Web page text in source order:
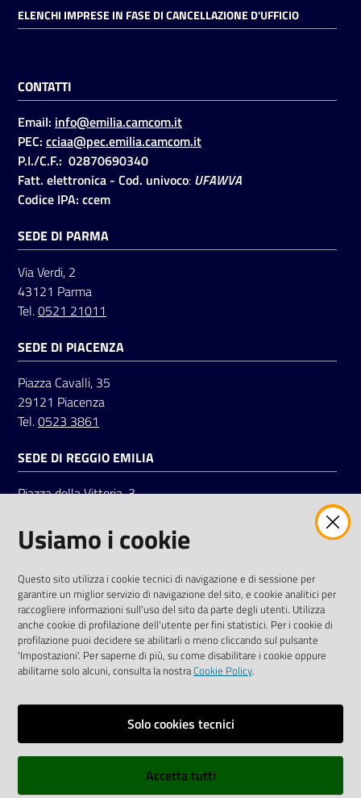
Registrati
Seguici
su
ELENCHI IMPRESE IN FASE DI CANCELLAZIONE D'UFFICIO
CONTATTI
Email: info@emilia.camcom.it
PEC: cciaa@pec.emilia.camcom.it
P.I./C.F.: 02870690340
Fatt. elettronica - Cod. univoco: UFAWVA
Codice IPA: ccem
SEDE DI PARMA
Via Verdi, 2
43121 Parma
Tel.0521 21011
SEDE DI PIACENZA
Piazza Cavalli, 35
29121 Piacenza
Tel.0523 3861
SEDE DI REGGIO EMILIA
Piazza della Vittoria, 3
Tel.0522 7961
LinkedinFacebookInstagram
Informative e liberatorie privacy
Dichiarazione di accessibilità
Usiamo i cookie
Questo sito utilizza i cookie tecnici di navigazione e di sessione per
garantire un miglior servizio di navigazione del sito, e cookie analitici per
raccogliere informazioni sull'uso del sito da parte degli utenti. Utilizza
anche cookie di profilazione dell'utente per fini statistici. Per i cookie di
profilazione puoi decidere se abilitarli o meno cliccando sul pulsante
'Impostazioni'. Per saperne di più, su come disabilitare i cookie oppure
abilitarne solo alcuni, consulta la nostraCookie Policy.
Solo cookies tecnici
Accetta tutti